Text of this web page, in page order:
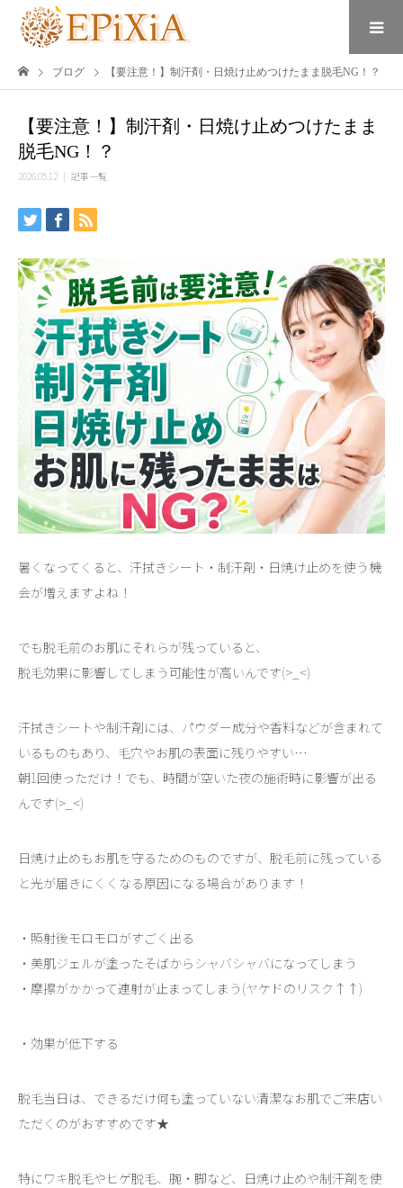
ブログ 【要注意！】制汗剤・日焼け止めつけたまま脱毛NG！？
【要注意！】制汗剤・日焼け止めつけたまま
脱毛NG！？
2026.05.12 記事一覧
暑くなってくると、汗拭きシート・制汗剤・日焼け止めを使う機
会が増えますよね！
でも脱毛前のお肌にそれらが残っていると、
脱毛効果に影響してしまう可能性が高いんです(>_<)
汗拭きシートや制汗剤には、パウダー成分や香料などが含まれて
いるものもあり、毛穴やお肌の表面に残りやすい…
朝1回使っただけ！でも、時間が空いた夜の施術時に影響が出る
んです(>_<)
日焼け止めもお肌を守るためのものですが、脱毛前に残っている
と光が届きにくくなる原因になる場合があります！
・照射後モロモロがすごく出る
・美肌ジェルが塗ったそばからシャバシャバになってしまう
・摩擦がかかって連射が止まってしまう(ヤケドのリスク↑↑)
・効果が低下する
脱毛当日は、できるだけ何も塗っていない清潔なお肌でご来店い
ただくのがおすすめです★
特にワキ脱毛やヒゲ脱毛、腕・脚など、日焼け止めや制汗剤を使